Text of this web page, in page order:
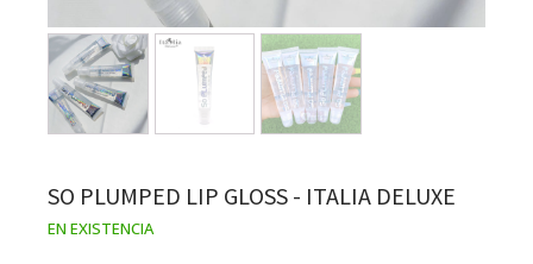
SO PLUMPED LIP GLOSS - ITALIA DELUXE
EN EXISTENCIA